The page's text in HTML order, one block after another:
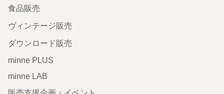
食品販売
ヴィンテージ販売
ダウンロード販売
minne PLUS
minne LAB